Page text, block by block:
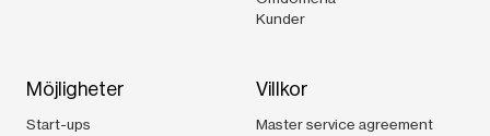
Kunder
Möjligheter
Start-ups
Villkor
Master service agreement